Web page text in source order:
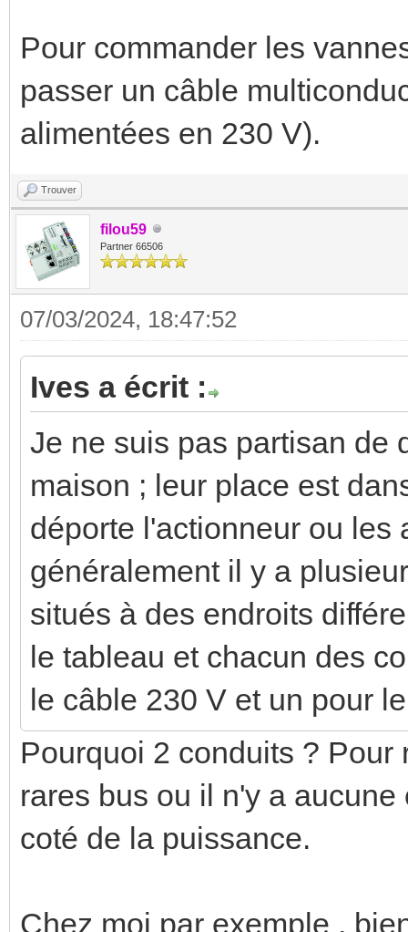
Pour commander les
passer un câble
alimentées en 230 V).
Trouver
filou59
Partner 66506
07/03/2024, 18:47:52
Ives a écrit :
Je ne suis pas partisan de
maison ; leur place est
déporte l'actionneur ou les
généralement il y a
situés à des endroits
le tableau et chacun des
le câble 230 V et un pour
Pourquoi 2 conduits ?
rares bus ou il n'y a
coté de la puissance.
Chez moi par exemple ,